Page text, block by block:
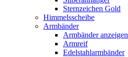
Sternzeichen Gold
Himmelsscheibe
Armbänder
Armbänder anzeigen
Armreif
Edelstahlarmbänder